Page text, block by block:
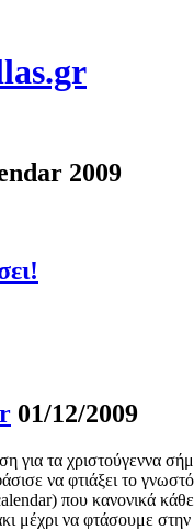
2009
01/12/2009
για τα χριστούγεννα
να φτιάξει το γνωστό
που κανονικά
μέχρι να φτάσουμε